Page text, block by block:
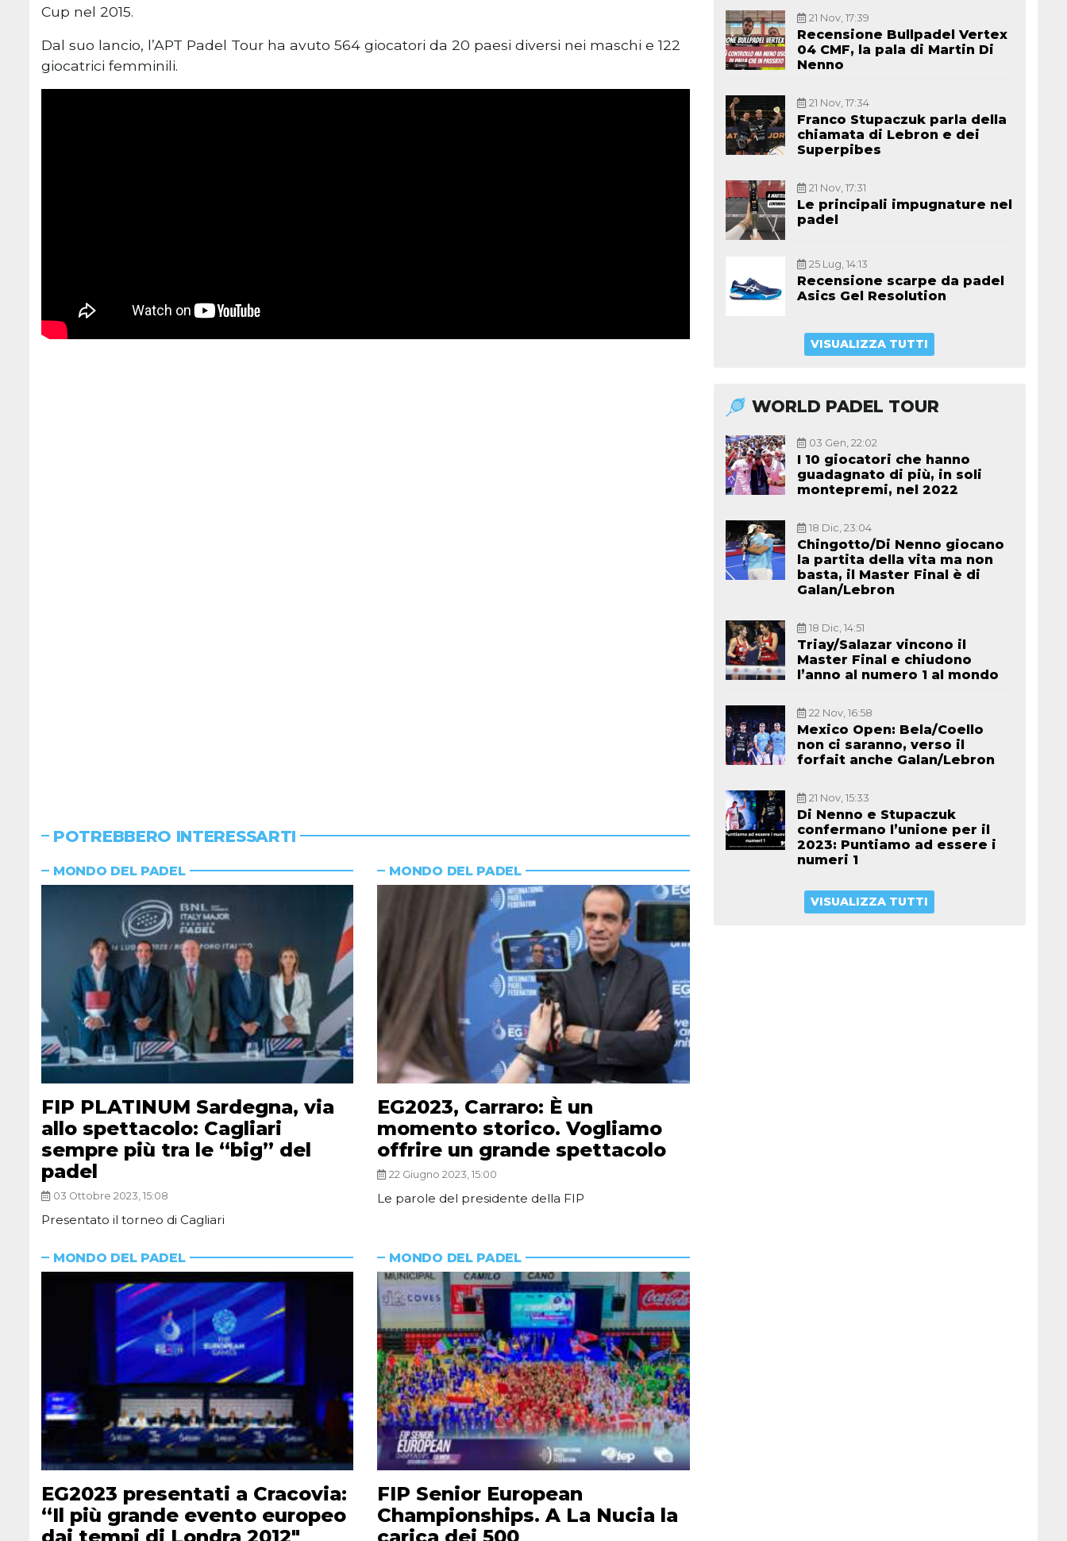
Cup nel 2015.
Dal suo lancio, l’APT Padel Tour ha avuto 564 giocatori da 20 paesi diversi nei maschi e 122
giocatrici femminili.
POTREBBERO INTERESSARTI
MONDO DEL PADEL
FIP PLATINUM Sardegna, via
allo spettacolo: Cagliari
sempre più tra le “big” del
padel
03 Ottobre 2023, 15:08
Presentato il torneo di Cagliari
MONDO DEL PADEL
EG2023, Carraro: È un
momento storico. Vogliamo
offrire un grande spettacolo
22 Giugno 2023, 15:00
Le parole del presidente della FIP
MONDO DEL PADEL
EG2023 presentati a Cracovia:
“Il più grande evento europeo
dai tempi di Londra 2012″
MONDO DEL PADEL
FIP Senior European
Championships. A La Nucia la
carica dei 500
21 Nov, 17:39
Recensione Bullpadel Vertex
04 CMF, la pala di Martin Di
Nenno
21 Nov, 17:34
Franco Stupaczuk parla della
chiamata di Lebron e dei
Superpibes
21 Nov, 17:31
Le principali impugnature nel
padel
25 Lug, 14:13
Recensione scarpe da padel
Asics Gel Resolution
VISUALIZZA TUTTI
WORLD PADEL TOUR
03 Gen, 22:02
I 10 giocatori che hanno
guadagnato di più, in soli
montepremi, nel 2022
18 Dic, 23:04
Chingotto/Di Nenno giocano
la partita della vita ma non
basta, il Master Final è di
Galan/Lebron
18 Dic, 14:51
Triay/Salazar vincono il
Master Final e chiudono
l’anno al numero 1 al mondo
22 Nov, 16:58
Mexico Open: Bela/Coello
non ci saranno, verso il
forfait anche Galan/Lebron
21 Nov, 15:33
Di Nenno e Stupaczuk
confermano l’unione per il
2023: Puntiamo ad essere i
numeri 1
VISUALIZZA TUTTI